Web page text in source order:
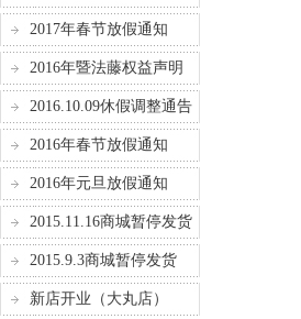
2017年春节放假通知
2016年暨法藤权益声明
2016.10.09休假调整通告
2016年春节放假通知
2016年元旦放假通知
2015.11.16商城暂停发货
2015.9.3商城暂停发货
新店开业（大丸店）